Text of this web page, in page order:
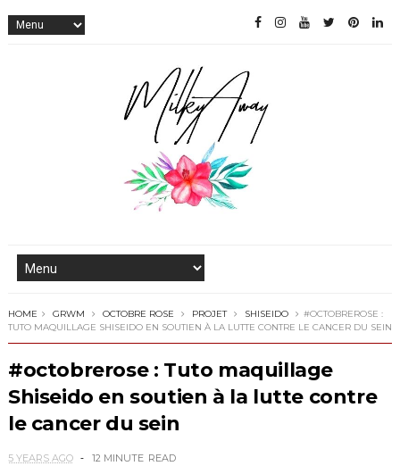
HOME GRWM OCTOBRE ROSE PROJET SHISEIDO
#OCTOBREROSE :
TUTO MAQUILLAGE SHISEIDO EN SOUTIEN À LA LUTTE CONTRE LE CANCER DU SEIN
#octobrerose : Tuto maquillage
Shiseido en soutien à la lutte contre
le cancer du sein
5 YEARS AGO 12 MINUTE READ